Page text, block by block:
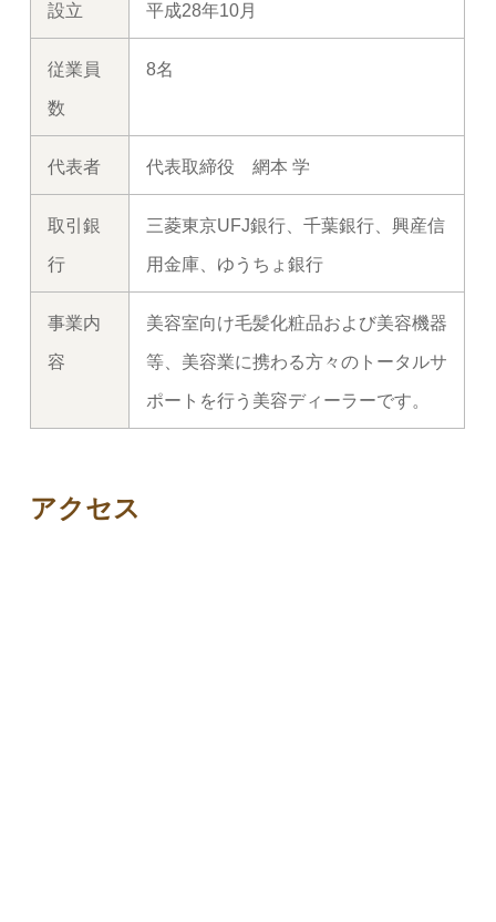
設立 平成28年10月
従業員
数
8名
代表者 代表取締役 網本 学
取引銀
行
三菱東京UFJ銀行、千葉銀行、興産信
用金庫、ゆうちょ銀行
事業内
容
美容室向け毛髪化粧品および美容機器
等、美容業に携わる方々のトータルサ
ポートを行う美容ディーラーです。
アクセス